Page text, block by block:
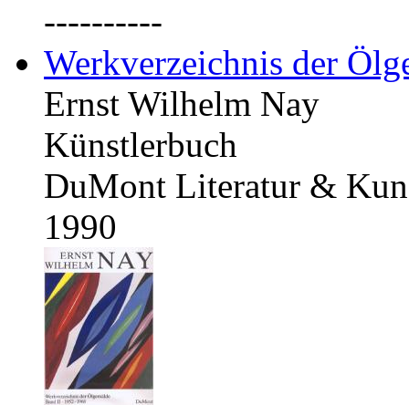
----------
Werkverzeichnis der
Ernst Wilhelm Nay
Künstlerbuch
DuMont Literatur &
1990